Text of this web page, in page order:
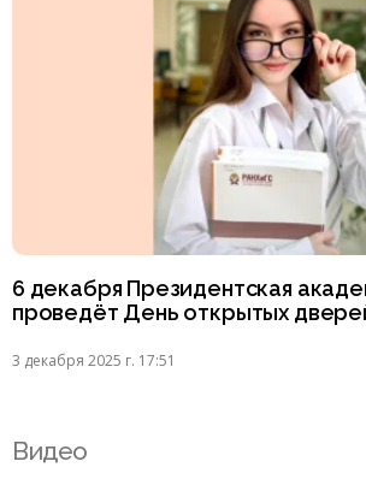
6 декабря Президентская
проведёт День открытых
3 декабря 2025 г. 17:51
Видео